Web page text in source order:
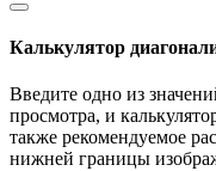
Калькулятор
Введите одно из
просмотра, и
также рекомендуемое
нижней границы